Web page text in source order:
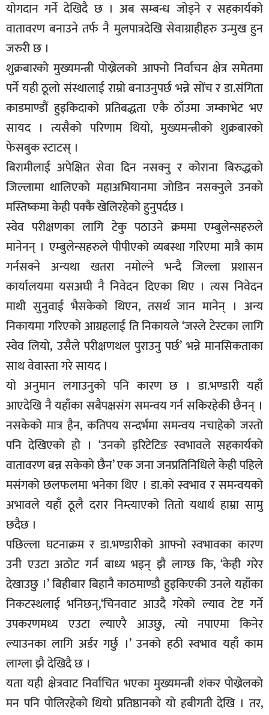
योगदान गर्ने देखिदै छ । अब सम्बन्ध जोड्ने र सहकार्यको
वातावरण बनाउने तर्फ नै मुलपात्रदेखि सेवाग्राहीहरु उन्मुख हुन
जरुरी छ ।
शुक्रबारको मुख्यमन्त्री पोख्रेलको आफ्नो निर्वाचन क्षेत्र समेतमा
पर्ने यही ठूलो संस्थालाई राम्रो बनाउनुपर्छ भन्ने सोंच र डा.संगिता
काडमाण्डौं हुइकिदाको प्रतिबद्धता एकै ठाँउमा जम्काभेट भए
सायद । त्यसैको परिणाम थियो, मुख्यमन्त्रीको शुक्रबारको
फेसबुक स्टाटस् ।
बिरामीलाई अपेक्षित सेवा दिन नसक्नु र कोराना बिरुद्धको
जिल्लामा थालिएको महाअभियानमा जोडिन नसक्नुले उनको
मस्तिष्कमा केही पक्कै खेलिरहेको हुनुपर्दछ ।
स्वेव परीक्षणका लागि टेकु पठाउने क्रममा एम्बुलेन्सहरुले
मानेनन् । एम्बुलेन्सहरुले पीपीएको व्यबस्था गरिएमा मात्रै काम
गर्नसक्ने अन्यथा खतरा नमोल्ने भन्दै जिल्ला प्रशासन
कार्यालयमा यसअघी नै निवेदन दिएका थिए । त्यस निवेदन
माथी सुनुवाई भैसकेको थिएन, तसर्थ जान मानेन् । अन्य
निकायमा गरिएको आग्रहलाई ति निकायले ‘जस्ले टेस्टका लागि
स्वेव लियो, उसैले परीक्षणथल पुराउनु पर्छ’ भन्ने मानसिकताका
साथ वेवास्ता गरे सायद ।
यो अनुमान लगाउनुको पनि कारण छ । डा.भण्डारी यहाँ
आएदेखि नै यहाँका सबैपक्षसंग समन्वय गर्न सकिरहेकी छैनन् ।
नसकेको मात्र हैन, कतिपय सन्दर्भमा समन्वय नचाहेको जस्तो
पनि देखिएको हो । ‘उनको इरिटेटिङ स्वभावले सहकार्यको
वातावरण बन्न सकेको छैन’ एक जना जनप्रतिनिधिले केही पहिले
मसंगको छलफलमा भनेका थिए । डा.को स्वभाव र समन्वयको
अभावले यहाँ ठूलै दरार निम्त्याएको तितो यथार्थ हाम्रा सामु
छदैछ ।
पछिल्ला घटनाक्रम र डा.भण्डारीको आफ्नो स्वभावका कारण
उनी एउटा अठोट गर्न बाध्य भइन् झै लाग्छ कि, ‘केही गरेर
देखाउछु ।’ बिहीबार बिहानै काठमाण्डौ हुइकिएकी उनले यहाँका
निकटस्थलाई भनिछन्,‘चिनवाट आउदै गरेको ल्याव टेष्ट गर्ने
उपकरणमध्य एउटा ल्याएरै आउछु, त्यो नपाएमा किनेर
ल्याउनका लागि अर्डर गर्छु ।’ उनको हठी स्वभाव यहाँ काम
लाग्ला झै देखिदै छ ।
यता यही क्षेत्रवाट निर्वाचित भएका मुख्यमन्त्री शंकर पोख्रेलको
मन पनि पोलिरहेको थियो प्रतिष्ठानको यो हबीगती देखि । तर,